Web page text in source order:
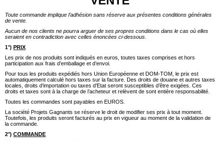
Toute commande implique l’adhésion sans réserve aux présentes conditions générales
de vente.
Aucun de nos clients ne pourra arguer de ses propres conditions dans le cas où elles
seraient en contradiction avec celles énoncées ci-dessous.
1°) PRIX
Les prix de nos produits sont indiqués en euros, toutes taxes comprises et hors
participation aux frais d’emballage et d’envoi.
Pour tous les produits expédiés hors Union Européenne et DOM-TOM, le prix est
automatiquement calculé hors taxes sur la facture. Des droits de douane et autres taxes
locales, droits d’importation ou taxes d’Etat seront susceptibles d’être exigées. Ces
droits et taxes sont à la charge de l’acheteur et relèvent de sont entière responsabilité.
Toutes les commandes sont payables en EUROS.
La société Projets Gagnants se réserve le droit de modifier ses prix à tout moment.
Toutefois, les produits seront facturés au prix en vigueur au moment de la validation de
la commande.
2°) COMMANDE